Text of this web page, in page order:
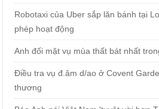
Robotaxi của Uber sắp lăn bánh tại
phép hoạt động
Anh đối mặt vụ mùa thất bát nhất
Điều tra vụ đ.âm d/ao ở Covent
thương